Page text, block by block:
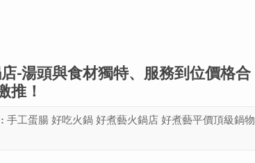
-湯頭與食材獨特、服務到位價格合
推！
手工蛋腸 好吃火鍋 好煮藝火鍋店 好煮藝平價頂級鍋物